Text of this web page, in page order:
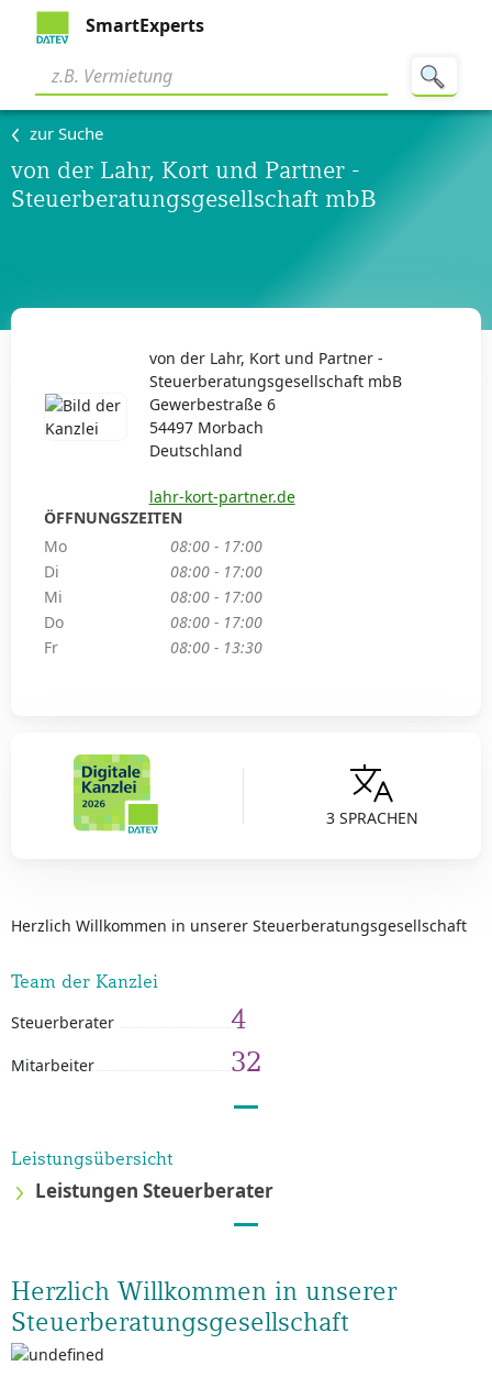
SmartExperts
zur Suche
von der Lahr, Kort und Partner -
Steuerberatungsgesellschaft mbB
3 SPRACHEN
Herzlich Willkommen in unserer Steuerberatungsgesellschaft
Team der Kanzlei
Steuerberater 4
Mitarbeiter 32
Leistungsübersicht
Leistungen Steuerberater
Herzlich Willkommen in unserer
Steuerberatungsgesellschaft
von der Lahr, Kort und Partner -
Steuerberatungsgesellschaft mbB
Gewerbestraße 6
54497 Morbach
Deutschland
lahr-kort-partner.de
ÖFFNUNGSZEITEN
Mo
08:00 - 17:00
Di
08:00 - 17:00
Mi
08:00 - 17:00
Do
08:00 - 17:00
Fr
08:00 - 13:30